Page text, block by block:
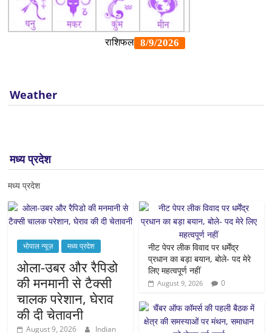
Weather
मध्य प्रदेश
मध्य प्रदेश
भोपाल न्यूज़ मध्य प्रदेश
ओला-उबर और रैपिडो
की मनमानी से टैक्सी
चालक परेशान, घेराव
की दी चेतावनी
August 9, 2026
Indian
नीट पेपर लीक विवाद पर धर्मेंद्र
प्रधान का बड़ा बयान, बोले- पद मेरे
लिए महत्वपूर्ण नहीं
August 9, 2026 0